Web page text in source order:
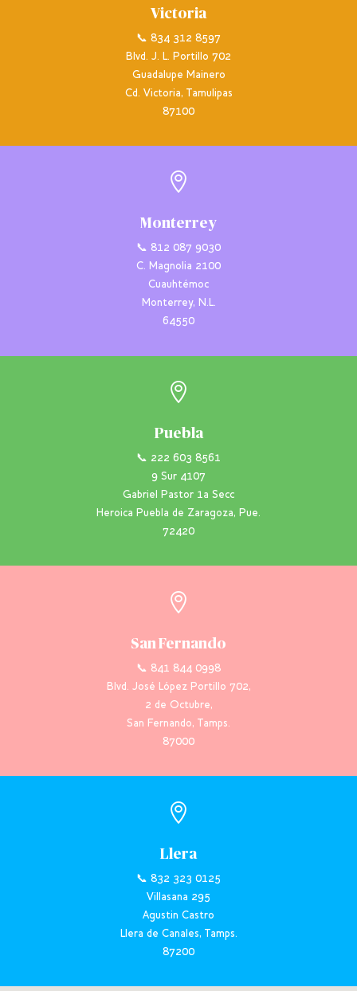
Victoria
📞 834 312 8597
Blvd. J. L. Portillo 702
Guadalupe Mainero
Cd. Victoria, Tamulipas
87100

Monterrey
📞 812 087 9030
C. Magnolia 2100
Cuauhtémoc
Monterrey, N.L.
64550

Puebla
📞 222 603 8561
9 Sur 4107
Gabriel Pastor 1a Secc
Heroica Puebla de Zaragoza, Pue.
72420

San Fernando
📞 841 844 0998
Blvd. José López Portillo 702,
2 de Octubre,
San Fernando, Tamps.
87000

Llera
📞 832 323 0125
Villasana 295
Agustin Castro
Llera de Canales, Tamps.
87200